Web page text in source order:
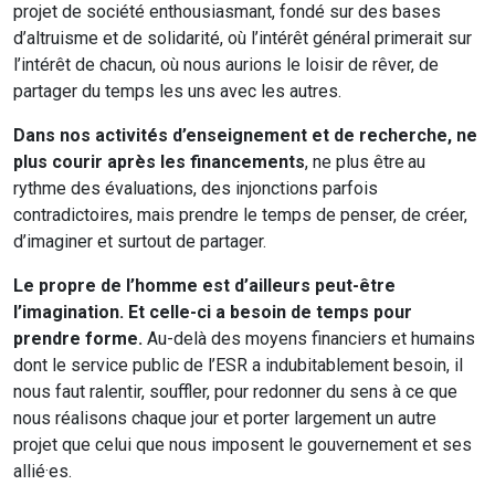
projet de société enthousiasmant, fondé sur des bases
d’altruisme et de solidarité, où l’intérêt général primerait sur
l’intérêt de chacun, où nous aurions le loisir de rêver, de
partager du temps les uns avec les autres.
Dans nos activités d’enseignement et de recherche, ne
plus courir après les financements, ne plus êtreau
rythme des évaluations, des injonctions parfois
contradictoires, mais prendre le temps de penser, de créer,
d’imaginer et surtout de partager.
Le propre de l’homme est d’ailleurs peut-être
l’imagination. Et celle-ci a besoin de temps pour
prendre forme. Au-delà des moyens financiers et humains
dont le service public de l’ESR a indubitablement besoin, il
nous faut ralentir, souffler, pour redonner du sens à ce que
nous réalisons chaque jour et porter largement un autre
projet que celui que nous imposent le gouvernement et ses
allié·es.